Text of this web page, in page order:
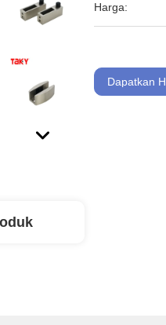
Harga:
Dapatkan